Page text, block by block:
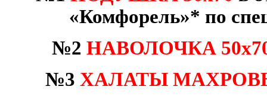
«Комфорель»* по
№2 НАВОЛОЧКА
№3 ХАЛАТЫ